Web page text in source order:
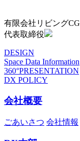
有限会社リビングCG
代表取締役
DESIGN
Space Data Information
360°PRESENTATION
DX POLICY
会社概要
ごあいさつ 会社情報